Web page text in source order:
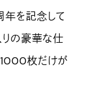
年を記念して
の豪華な仕
1000枚だけが